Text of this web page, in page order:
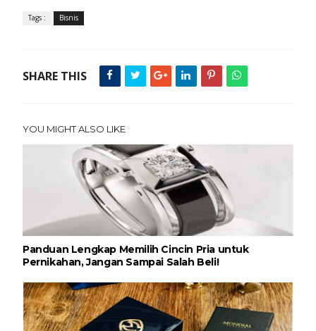
Tags : Bisnis
SHARE THIS
YOU MIGHT ALSO LIKE
Panduan Lengkap Memilih Cincin Pria untuk
Pernikahan, Jangan Sampai Salah Beli!